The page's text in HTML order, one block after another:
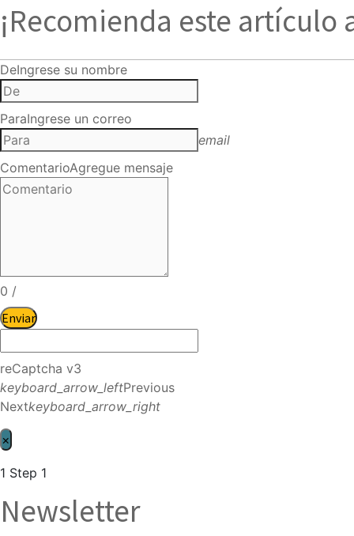
¡Recomienda este artículo
DeIngrese su nombre
ParaIngrese un correo
email
ComentarioAgregue mensaje
0 /
Enviar
reCaptcha v3
keyboard_arrow_leftPrevious
Nextkeyboard_arrow_right
×
1 Step 1
Newsletter